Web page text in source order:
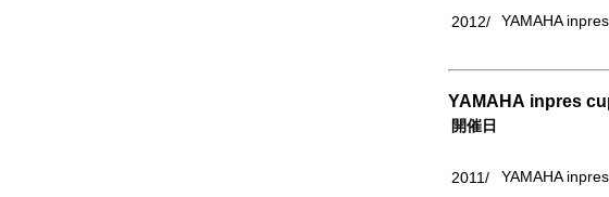
2012/ YAMAHA
YAMAHA inpres
開催日
2011/ YAMAHA